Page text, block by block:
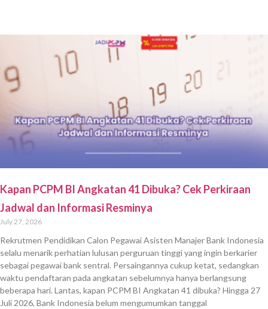
Kapan PCPM BI Angkatan 41 Dibuka? Cek Perkiraan
Jadwal dan Informasi Resminya
July 27, 2026
Rekrutmen Pendidikan Calon Pegawai Asisten Manajer Bank Indonesia
selalu menarik perhatian lulusan perguruan tinggi yang ingin berkarier
sebagai pegawai bank sentral. Persaingannya cukup ketat, sedangkan
waktu pendaftaran pada angkatan sebelumnya hanya berlangsung
beberapa hari. Lantas, kapan PCPM BI Angkatan 41 dibuka? Hingga 27
Juli 2026, Bank Indonesia belum mengumumkan tanggal